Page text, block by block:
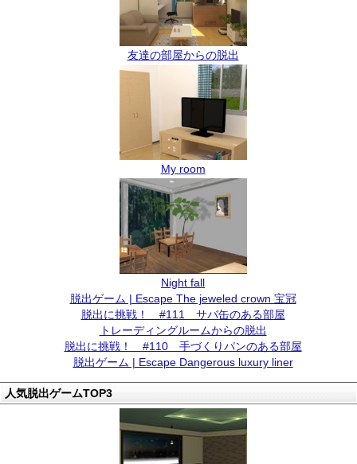
友達の部屋からの脱出
My room
Night fall
脱出ゲーム | Escape The jeweled crown 宝冠
脱出に挑戦！ #111 サバ缶のある部屋
トレーディングルームからの脱出
脱出に挑戦！ #110 手づくりパンのある部屋
脱出ゲーム | Escape Dangerous luxury liner
人気脱出ゲームTOP3